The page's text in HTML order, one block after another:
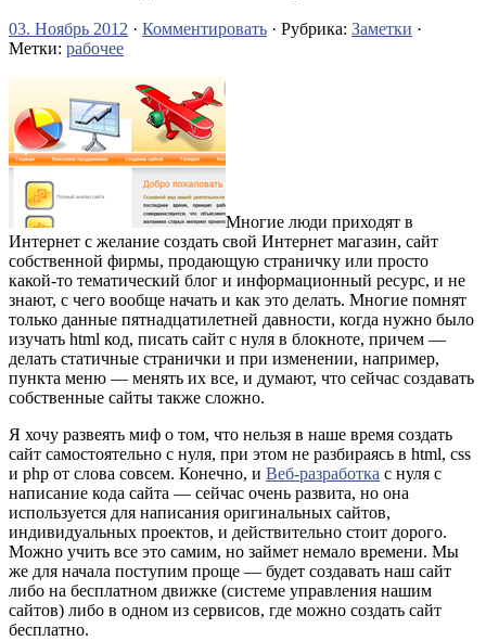
03. Ноябрь 2012 · Комментировать · Рубрика: Заметки ·
Метки: рабочее
Многие люди приходят в
Интернет с желание создать свой Интернет магазин, сайт
собственной фирмы, продающую страничку или просто
какой-то тематический блог и информационный ресурс, и не
знают, с чего вообще начать и как это делать. Многие помнят
только данные пятнадцатилетней давности, когда нужно было
изучать html код, писать сайт с нуля в блокноте, причем —
делать статичные странички и при изменении, например,
пункта меню — менять их все, и думают, что сейчас создавать
собственные сайты также сложно.
Я хочу развеять миф о том, что нельзя в наше время создать
сайт самостоятельно с нуля, при этом не разбираясь в html, css
и php от слова совсем. Конечно, и Веб-разработка с нуля с
написание кода сайта — сейчас очень развита, но она
используется для написания оригинальных сайтов,
индивидуальных проектов, и действительно стоит дорого.
Можно учить все это самим, но займет немало времени. Мы
же для начала поступим проще — будет создавать наш сайт
либо на бесплатном движке (системе управления нашим
сайтов) либо в одном из сервисов, где можно создать сайт
бесплатно.